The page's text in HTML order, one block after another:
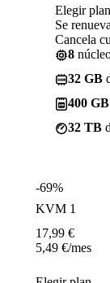
Elegir plan
Se
Cancela
8
32 GB
400 GB
32 TB
-69%
KVM 1
17,99 €
5,49 €/mes